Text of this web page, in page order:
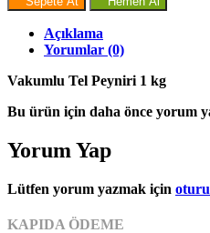
Açıklama
Yorumlar (0)
Vakumlu Tel Peyniri 1 kg
Bu ürün için daha önce yorum
Yorum Yap
Lütfen yorum yazmak için
KAPIDA ÖDEME